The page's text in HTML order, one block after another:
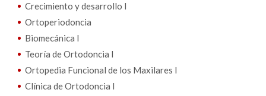
Crecimiento y desarrollo l
Ortoperiodoncia
Biomecánica l
Teoría de Ortodoncia l
Ortopedia Funcional de los Maxilares l
Clínica de Ortodoncia l